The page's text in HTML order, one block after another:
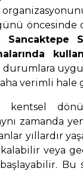
öncesinde
Sancaktepe
verimli hale
zamanda
yıllardır
veya
Bu